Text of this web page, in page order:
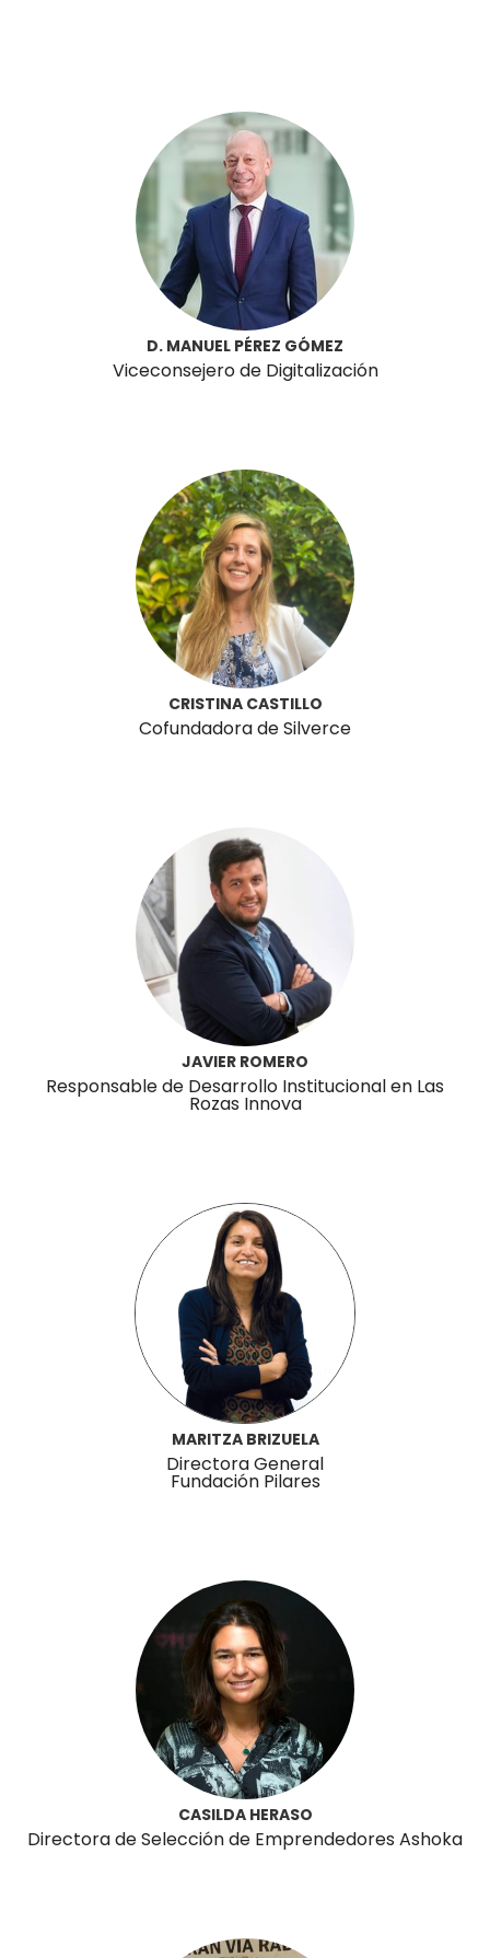
D. MANUEL PÉREZ GÓMEZ
Viceconsejero de Digitalización
CRISTINA CASTILLO
Cofundadora de Silverce
JAVIER ROMERO
Responsable de Desarrollo Institucional en Las
Rozas Innova
MARITZA BRIZUELA
Directora General
Fundación Pilares
CASILDA HERASO
Directora de Selección de Emprendedores Ashoka